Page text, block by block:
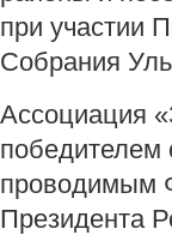
при участии
Собрания
Ассоциация
победителем
проводимым
Президента